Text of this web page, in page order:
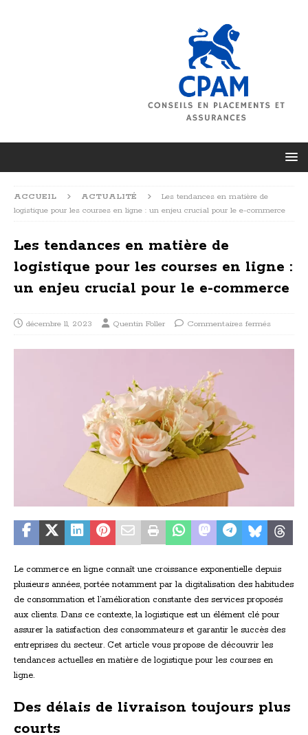
ACCUEIL ACTUALITÉ
Les tendances en matière de
logistique pour les courses en ligne : un enjeu crucial pour le e-commerce
Les tendances en matière de
logistique pour les courses en ligne :
un enjeu crucial pour le e-commerce
décembre 11, 2023 Quentin Foller Commentaires fermés
Le commerce en ligne connaît une croissance exponentielle depuis
plusieurs années, portée notamment par la digitalisation des habitudes
de consommation et l’amélioration constante des services proposés
aux clients. Dans ce contexte, la logistique est un élément clé pour
assurer la satisfaction des consommateurs et garantir le succès des
entreprises du secteur. Cet article vous propose de découvrir les
tendances actuelles en matière de logistique pour les courses en
ligne.
Des délais de livraison toujours plus
courts